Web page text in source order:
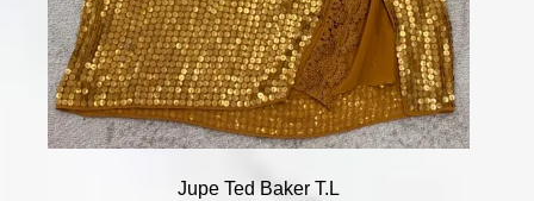
Jupe Ted Baker T.L